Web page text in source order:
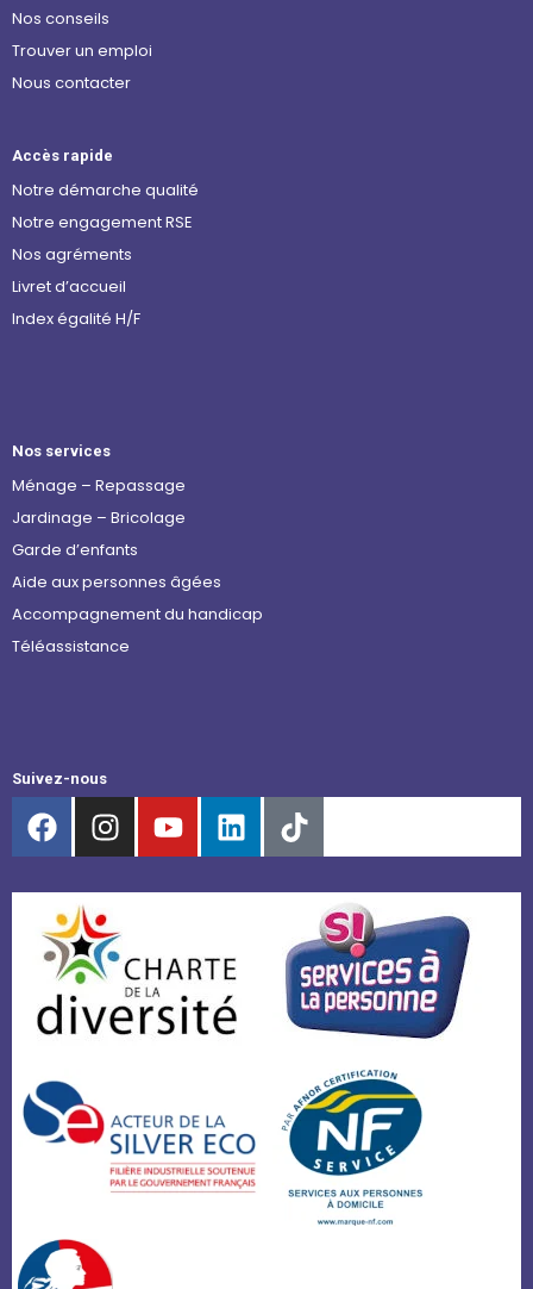
Nos conseils
Trouver un emploi
Nous contacter
Accès rapide
Notre démarche qualité
Notre engagement RSE
Nos agréments
Livret d’accueil
Index égalité H/F
Nos services
Ménage – Repassage
Jardinage – Bricolage
Garde d’enfants
Aide aux personnes âgées
Accompagnement du handicap
Téléassistance
Suivez-nous